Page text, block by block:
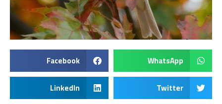
WhatsApp
Facebook
Twitter
LinkedIn